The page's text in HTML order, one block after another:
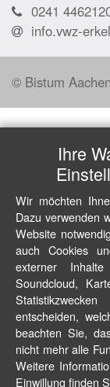
0241
info.vwz-
© Bistum Aachen
Ihre
Wir möchten
Dazu verwenden
Website
auch Cookies
externer
Soundcloud,
entscheiden,
beachten Sie,
nicht mehr alle
Weitere
Einwillung finden